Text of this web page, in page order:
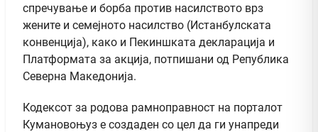
спречување и борба против насилството врз
жените и семејното насилство (Истанбулската
конвенција), како и Пекиншката декларација и
Платформата за акција, потпишани од Република
Северна Македонија.
Кодексот за родова рамноправност на порталот
Кумановоњуз е создаден со цел да ги унапреди